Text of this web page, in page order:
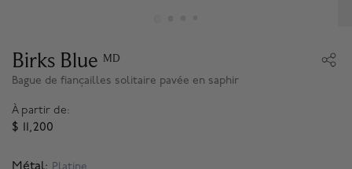
Birks Blue MD
Bague de fiançailles solitaire pavée en saphir
À partir de:
$ 11,200